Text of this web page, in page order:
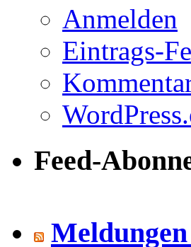
Anmelden
Eintrags-
Feed-